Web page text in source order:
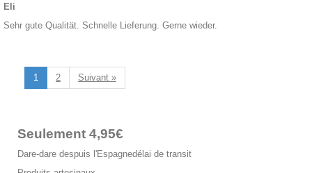
Eli
Sehr gute Qualität. Schnelle Lieferung. Gerne wieder.
1 2 Suivant »
Seulement 4,95€
Dare-dare despuis l'Espagnedélai de transit